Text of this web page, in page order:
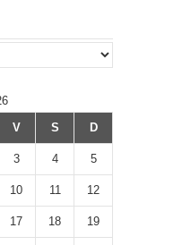
V S D
3 4 5
10 11 12
17 18 19